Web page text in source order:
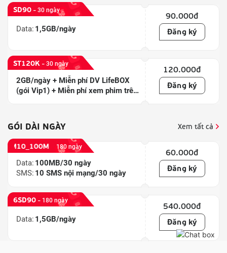
SD90 - 30 ngày
Data: 1,5GB/ngày
90.000đ
Đăng ký
ST120K - 30 ngày
2GB/ngày + Miễn phí DV LifeBOX
(gói Vip1) + Miễn phí xem phim trên
120.000đ
Đăng ký
GÓI DÀI NGÀY Xem tất cả
6M10_100M 180 ngày
Data: 100MB/30 ngày
SMS: 10 SMS nội mạng/30 ngày
60.000đ
Đăng ký
6SD90 - 180 ngày
Data: 1,5GB/ngày
540.000đ
Đăng ký